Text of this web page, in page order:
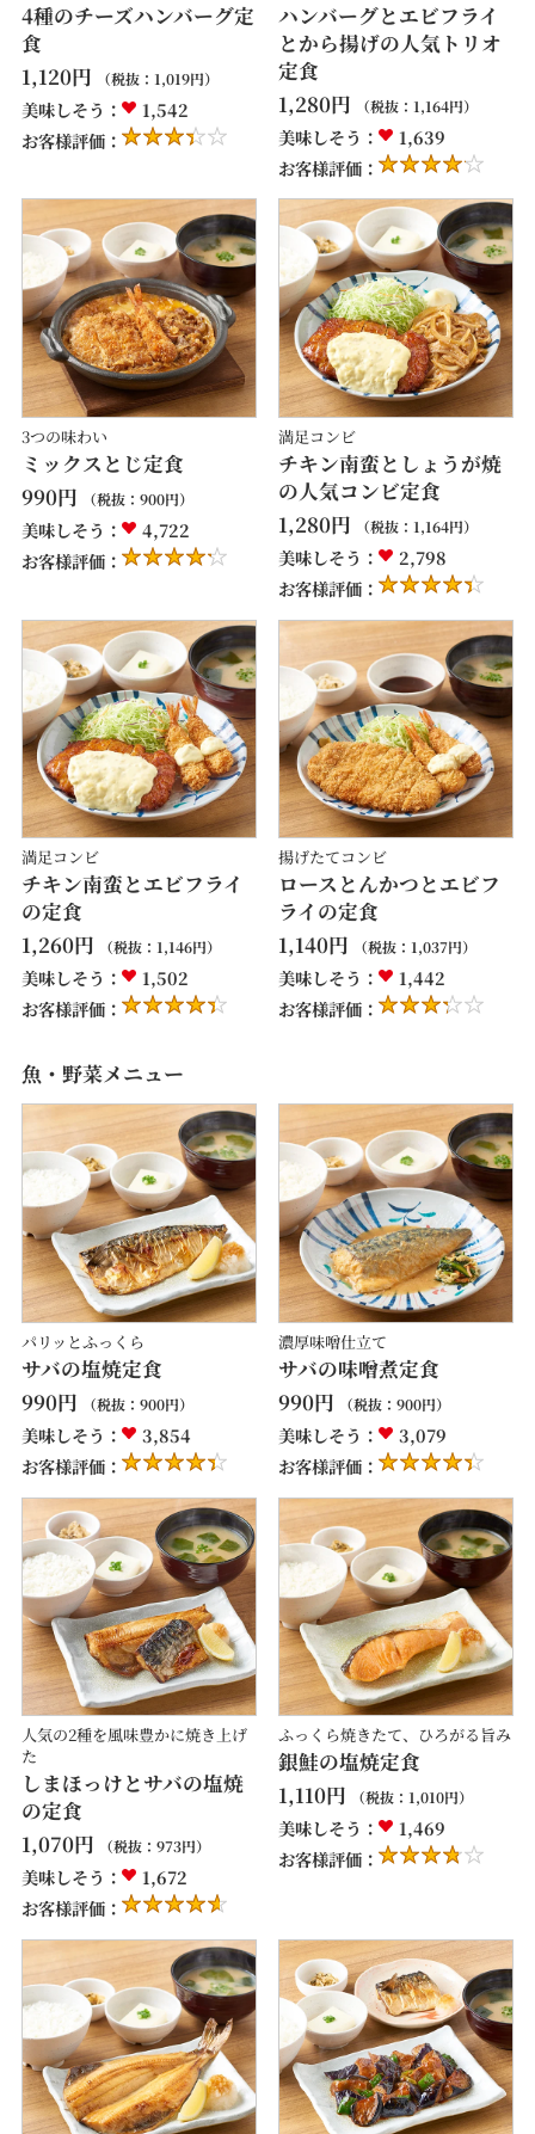
4種のチーズハンバーグ定
食
1,120円 （税抜： 1,019円）
美味しそう：
1,542
お客様評価：
ハンバーグとエビフライ
とから揚げの人気トリオ
定食
1,280円 （税抜： 1,164円）
美味しそう：
1,639
お客様評価：
3つの味わい
ミックスとじ定食
990円 （税抜： 900円）
美味しそう：
4,722
お客様評価：
満足コンビ
チキン南蛮としょうが焼
の人気コンビ定食
1,280円 （税抜： 1,164円）
美味しそう：
2,798
お客様評価：
満足コンビ
チキン南蛮とエビフライ
の定食
1,260円 （税抜： 1,146円）
美味しそう：
1,502
お客様評価：
揚げたてコンビ
ロースとんかつとエビフ
ライの定食
1,140円 （税抜： 1,037円）
美味しそう：
1,442
お客様評価：
魚・野菜メニュー
パリッとふっくら
サバの塩焼定食
990円 （税抜： 900円）
美味しそう：
3,854
お客様評価：
濃厚味噌仕立て
サバの味噌煮定食
990円 （税抜： 900円）
美味しそう：
3,079
お客様評価：
人気の2種を風味豊かに焼き上げ
た
しまほっけとサバの塩焼
の定食
1,070円 （税抜： 973円）
美味しそう：
1,672
お客様評価：
ふっくら焼きたて、ひろがる旨み
銀鮭の塩焼定食
1,110円 （税抜： 1,010円）
美味しそう：
1,469
お客様評価：